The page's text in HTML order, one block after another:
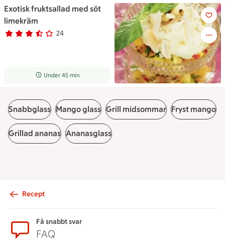
Exotisk fruktsallad med söt
limekräm
Betyg 3.3 av 5. 24
24 personer har röstat
Receptet tar Under 45 min att tillaga
Under 45 min
Exotisk fruktsallad med söt
Snabbglass Mango glass Grill midsommar Fryst mango
Grillad ananas Ananasglass
Recept
Få snabbt svar
FAQ